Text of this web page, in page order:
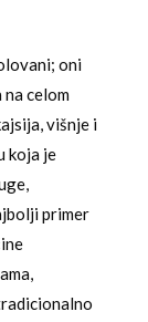
oni
na celom
višnje i
koja je
primer